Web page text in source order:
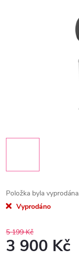
Položka byla
Vyprodáno
5 199 Kč
3 900 Kč